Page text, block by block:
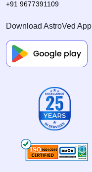
+91 9677391109
Download AstroVed App